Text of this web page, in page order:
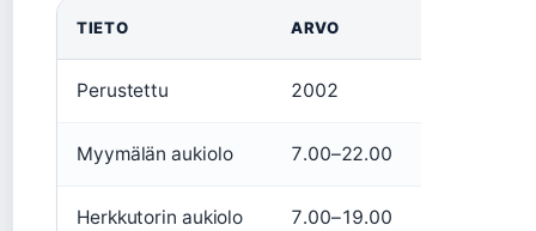
TIETO ARVO
Perustettu 2002
Myymälän aukiolo 7.00–22.00
Herkkutorin aukiolo 7.00–19.00